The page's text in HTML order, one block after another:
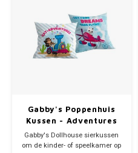
Gabby's Poppenhuis
Kussen - Adventures
Gabby's Dollhouse sierkussen
om de kinder- of speelkamer op